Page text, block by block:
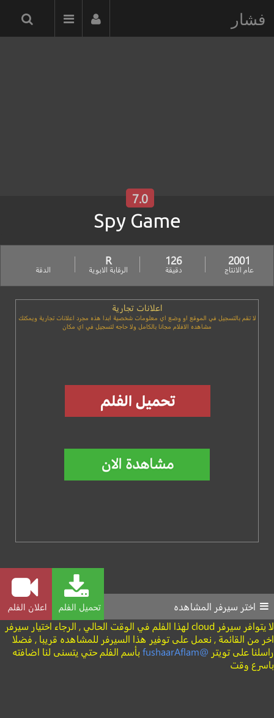
فشار
Spy Game
7.0
2001
عام الانتاج
126
دقيقة
R
الرقابة الابوية الدقة
اعلانات تجارية
لا تقم بالتسجيل في الموقع او وضع اي معلومات شخصية ابدا هذه مجرد اعلانات تجارية ويمكنك
مشاهده الافلام مجانا بالكامل ولا حاجه لتسجيل في اي مكان
تحميل الفلم اعلان الفلم
اختر سيرفر المشاهده
لا يتوافر سيرفر cloud لهذا الفلم في الوقت الحالي , الرجاء اختيار سيرفر
اخر من القائمة , نعمل على توفير هذا السيرفر للمشاهده قريبا , فضلا
راسلنا على تويتر @fushaarAflam
بأسم الفلم حتي يتسنى لنا اضافته
باسرع وقت